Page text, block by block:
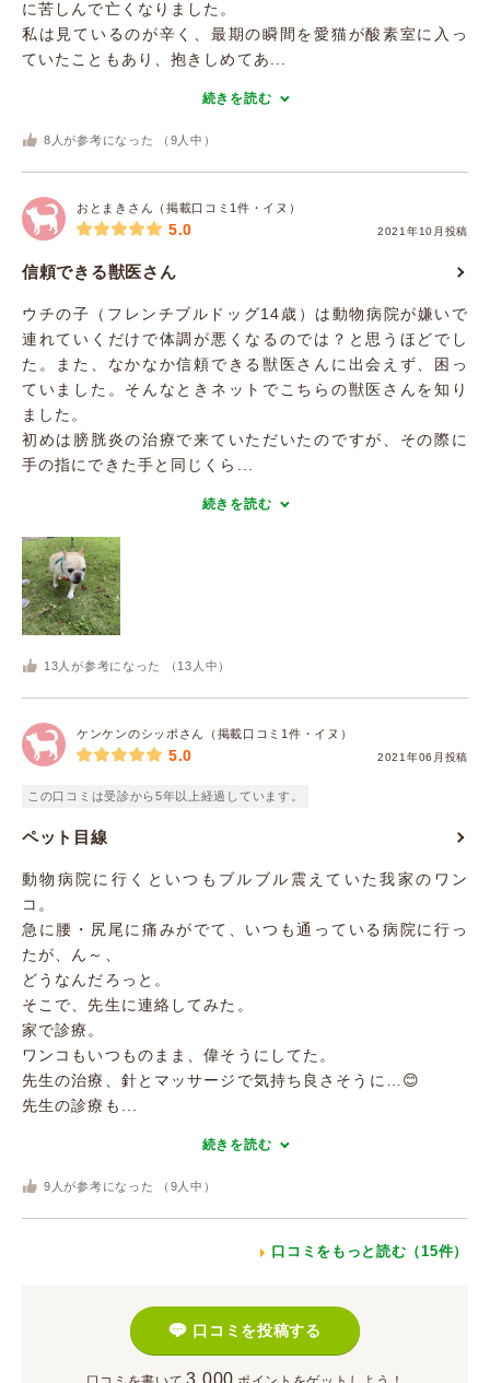
に苦しんで亡くなりました。
私は見ているのが辛く、最期の瞬間を愛猫が酸素室に入っ
ていたこともあり、抱きしめてあ...
続きを読む
8 人が参考になった （ 9 人中）
おとまきさん（掲載口コミ1件・イヌ）
2021年10月投稿
5.0
信頼できる獣医さん
ウチの子（フレンチブルドッグ14歳）は動物病院が嫌いで
連れていくだけで体調が悪くなるのでは？と思うほどでし
た。また、なかなか信頼できる獣医さんに出会えず、困っ
ていました。そんなときネットでこちらの獣医さんを知り
ました。
初めは膀胱炎の治療で来ていただいたのですが、その際に
手の指にできた手と同じくら...
続きを読む
13 人が参考になった （ 13 人中）
ケンケンのシッポさん（掲載口コミ1件・イヌ）
2021年06月投稿
5.0
この口コミは受診から5年以上経過しています。
ペット目線
動物病院に行くといつもブルブル震えていた我家のワン
コ。
急に腰・尻尾に痛みがでて、いつも通っている病院に行っ
たが、ん～、
どうなんだろっと。
そこで、先生に連絡してみた。
家で診療。
ワンコもいつものまま、偉そうにしてた。
先生の治療、針とマッサージで気持ち良さそうに…😊
先生の診療も...
続きを読む
9 人が参考になった （ 9 人中）
口コミをもっと読む（15件）
口コミを投稿する